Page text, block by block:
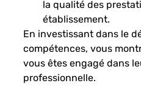
la qualité des
établissement.
En investissant dans le
compétences, vous
vous êtes engagé dans
professionnelle.